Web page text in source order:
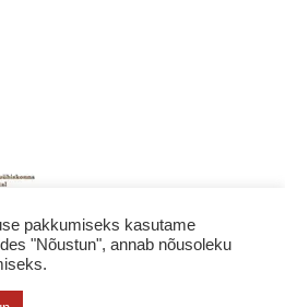
pakkumiseks kasutame
"Nõustun", annab nõusoleku